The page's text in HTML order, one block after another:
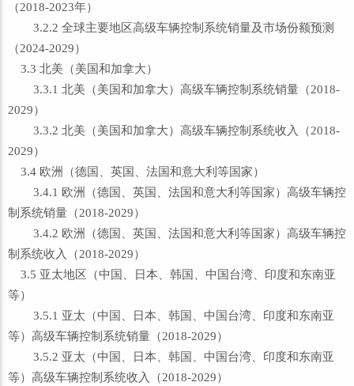
（2018-2023年）
3.2.2 全球主要地区高级车辆控制系统销量及市场份额预测
（2024-2029）
3.3 北美（美国和加拿大）
3.3.1 北美（美国和加拿大）高级车辆控制系统销量（2018-
2029）
3.3.2 北美（美国和加拿大）高级车辆控制系统收入（2018-
2029）
3.4 欧洲（德国、英国、法国和意大利等国家）
3.4.1 欧洲（德国、英国、法国和意大利等国家）高级车辆控
制系统销量（2018-2029）
3.4.2 欧洲（德国、英国、法国和意大利等国家）高级车辆控
制系统收入（2018-2029）
3.5 亚太地区（中国、日本、韩国、中国台湾、印度和东南亚
等）
3.5.1 亚太（中国、日本、韩国、中国台湾、印度和东南亚
等）高级车辆控制系统销量（2018-2029）
3.5.2 亚太（中国、日本、韩国、中国台湾、印度和东南亚
等）高级车辆控制系统收入（2018-2029）